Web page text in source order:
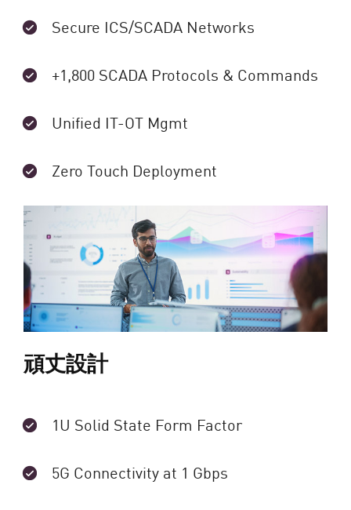
Secure ICS/SCADA Networks
+1,800 SCADA Protocols & Commands
Unified IT-OT Mgmt
Zero Touch Deployment
頑丈設計
1U Solid State Form Factor
5G Connectivity at 1 Gbps